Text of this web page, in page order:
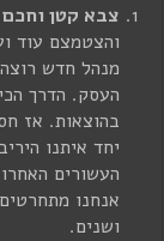
צבא קטן וחכם
והצטמצם עוד
מנהל חדש
העסק. הדרך
בהוצאות. אז
יחד איתנו
העשורים
אנחנו
ושנים.